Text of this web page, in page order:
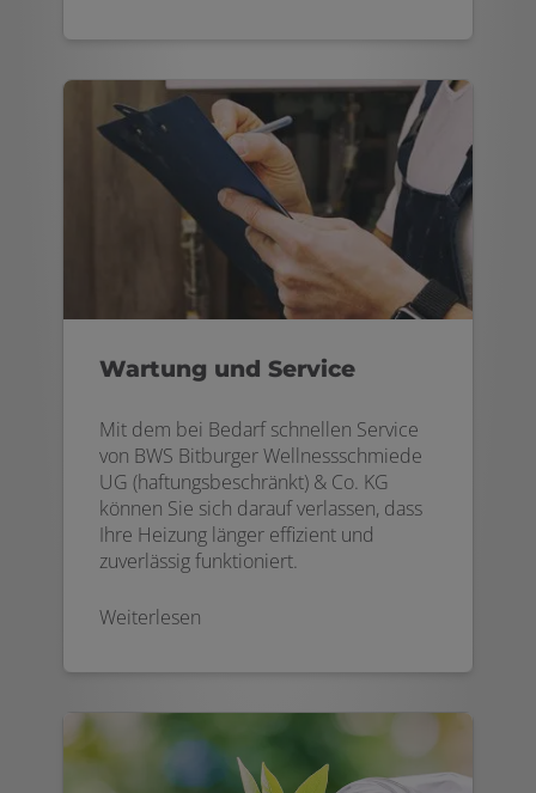
Wartung und Service
Mit dem bei Bedarf schnellen Service
von BWS Bitburger Wellnessschmiede
UG (haftungsbeschränkt) & Co. KG
können Sie sich darauf verlassen, dass
Ihre Heizung länger effizient und
zuverlässig funktioniert.
Weiterlesen